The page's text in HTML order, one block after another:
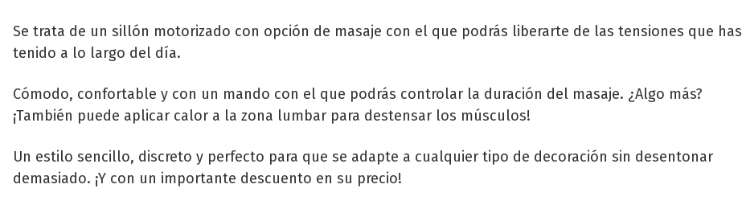
Se trata de un sillón motorizado con opción de masaje con el que podrás liberarte de las tensiones que has
tenido a lo largo del día.
Cómodo, confortable y con un mando con el que podrás controlar la duración del masaje. ¿Algo más?
¡También puede aplicar calor a la zona lumbar para destensar los músculos!
Un estilo sencillo, discreto y perfecto para que se adapte a cualquier tipo de decoración sin desentonar
demasiado. ¡Y con un importante descuento en su precio!